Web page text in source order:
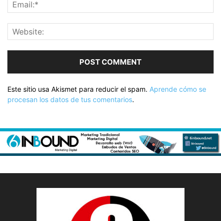
Este sitio usa Akismet para reducir el spam. Aprende cómo se
procesan los datos de tus comentarios.